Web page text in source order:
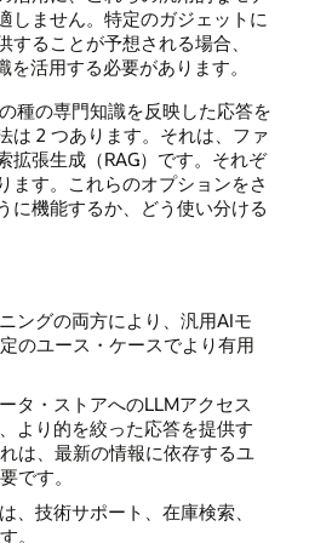
しません。特定のガジェットに
ることが予想される場合、
活用する必要があります。
種の専門知識を反映した応答を
は 2 つあります。それは、ファ
拡張生成（RAG）です。それぞ
ます。これらのオプションをさ
に機能するか、どう使い分ける
ングの両方により、汎用AIモ
のユース・ケースでより有用
タ・ストアへのLLMアクセス
より的を絞った応答を提供す
は、最新の情報に依存するユ
です。
、技術サポート、在庫検索、
。